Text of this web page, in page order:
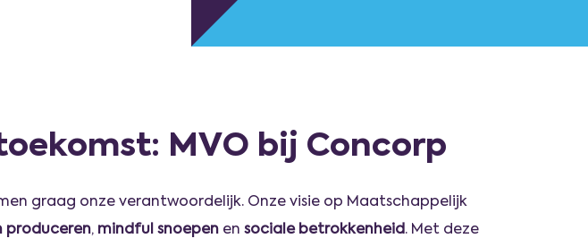
MVO bij Concorp
graag onze verantwoordelijk. Onze visie op Maatschappelijk
produceren, mindful snoepen en sociale betrokkenheid. Met deze